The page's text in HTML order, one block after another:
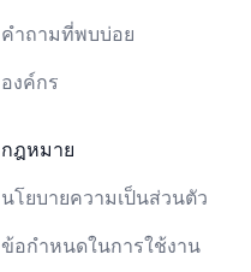
คำถามที่พบบ่อย
องค์กร
กฎหมาย
นโยบายความเป็นส่วนตัว
ข้อกำหนดในการใช้งาน